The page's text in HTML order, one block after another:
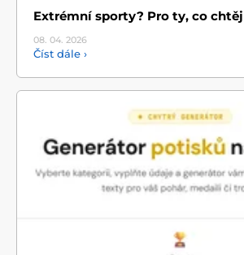
Extrémní sporty? Pro ty, co
08. 04. 2026
Číst dále ›